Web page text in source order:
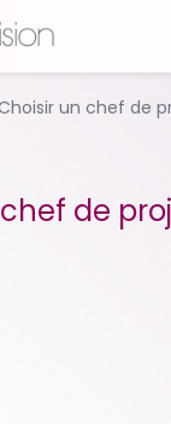
un chef de
de